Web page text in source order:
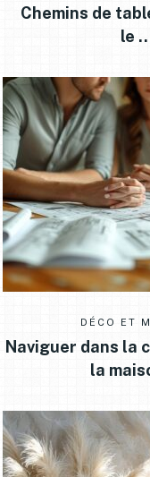
Chemins de
le
DÉCO ET
Naviguer dans la
la